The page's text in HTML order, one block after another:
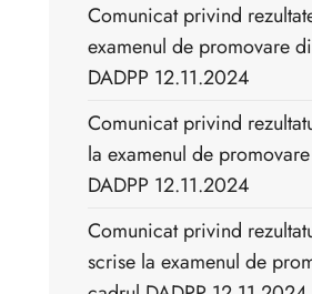
Comunicat privind
examenul de promovare
DADPP 12.11.2024
Comunicat privind
la examenul de
DADPP 12.11.2024
Comunicat privind
scrise la examenul de